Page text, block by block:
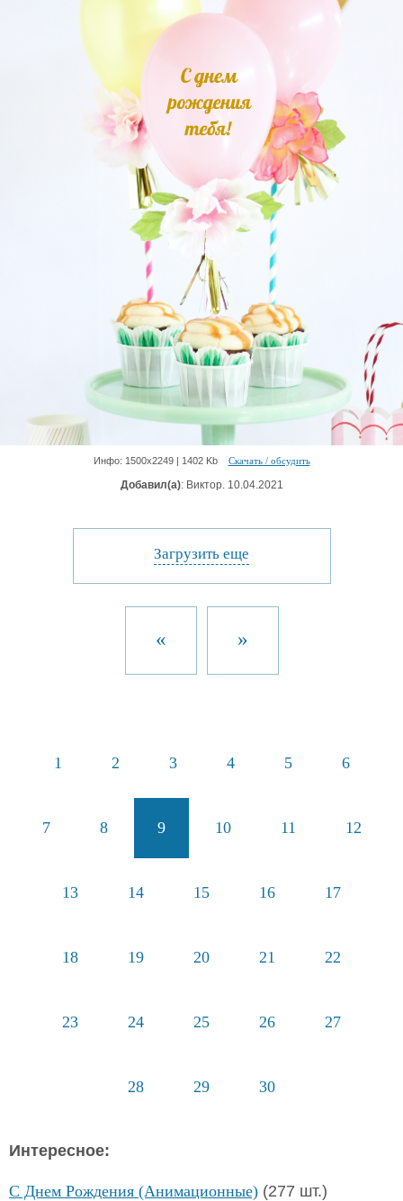
Инфо: 1500х2249 | 1402 Kb Скачать / обсудить
Добавил(а): Виктор. 10.04.2021
Загрузить еще
« »
1 2 3 4 5 6
7 8 9 10 11 12
13 14 15 16 17
18 19 20 21 22
23 24 25 26 27
28 29 30
Интересное:
С Днем Рождения (Анимационные) (277 шт.)